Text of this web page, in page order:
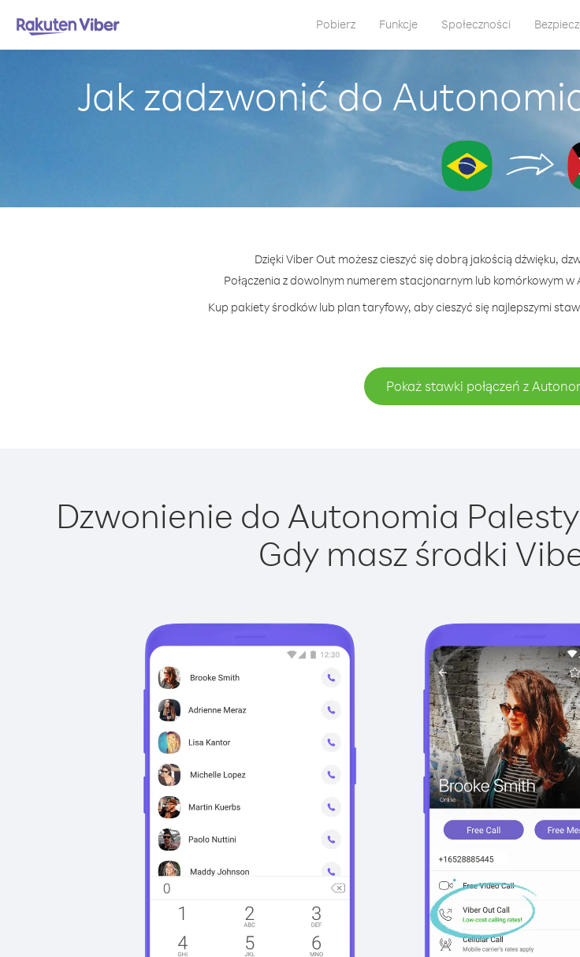
Pobierz Funkcje Społeczności
Jak zadzwonić do
Dzięki Viber Out możesz cieszyć się dobrą jakością dźwięku,
Połączenia z dowolnym numerem stacjonarnym lub komórkowym
Kup pakiety środków lub plan taryfowy, aby cieszyć się najlepszymi
Pokaż stawki połączeń z
Dzwonienie do Autonomia
Gdy masz środki